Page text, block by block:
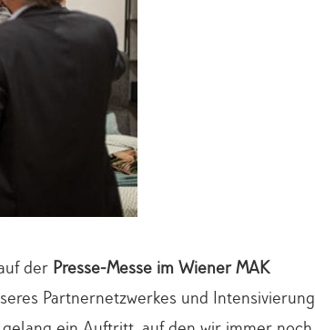
der Presse-Messe im Wiener MAK
Partnernetzwerkes und Intensivierung